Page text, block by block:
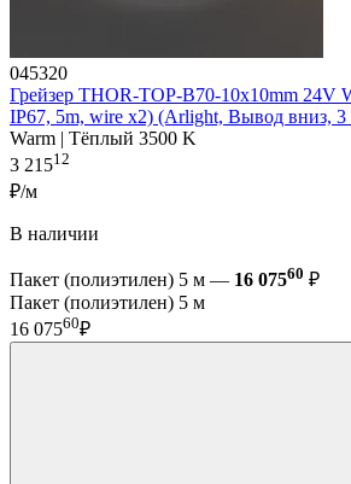
045320
Грейзер THOR-TOP-B70-10x10mm 24V
IP67, 5m, wire x2) (Arlight, Вывод вниз, 3
Warm | Тёплый 3500 K
3 21512
₽/м
В наличии
Пакет (полиэтилен) 5 м — 16 07560 ₽
Пакет (полиэтилен) 5 м
16 07560₽